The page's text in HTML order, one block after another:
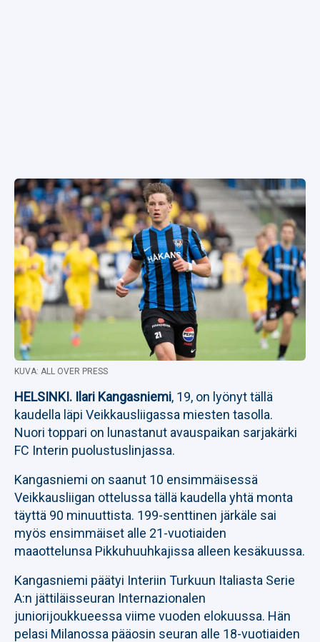
KUVA: ALL OVER PRESS
HELSINKI. Ilari Kangasniemi, 19, on lyönyt tällä
kaudella läpi Veikkausliigassa miesten tasolla.
Nuori toppari on lunastanut avauspaikan sarjakärki
FC Interin puolustuslinjassa.
Kangasniemi on saanut 10 ensimmäisessä
Veikkausliigan ottelussa tällä kaudella yhtä monta
täyttä 90 minuuttista. 199-senttinen järkäle sai
myös ensimmäiset alle 21-vuotiaiden
maaottelunsa Pikkuhuuhkajissa alleen kesäkuussa.
Kangasniemi päätyi Interiin Turkuun Italiasta Serie
A:n jättiläisseuran Internazionalen
juniorijoukkueessa viime vuoden elokuussa. Hän
pelasi Milanossa pääosin seuran alle 18-vuotiaiden